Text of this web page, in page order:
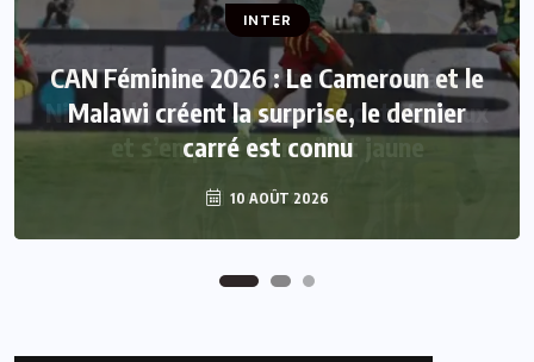
INTER
CAN Féminine 2026 : Le Cameroun et le
Malawi créent la surprise, le dernier
carré est connu
10 AOÛT 2026
INTER
Tour de France Femmes : Kasia
Niewiadoma triomphe au Mont Ventoux
et s’empare du maillot jaune
7 AOÛT 2026